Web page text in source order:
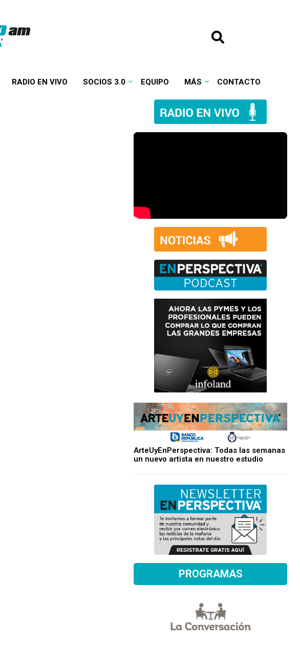
RADIO EN VIVO SOCIOS 3.0 EQUIPO MÁS CONTACTO
ArteUyEnPerspectiva: Todas las semanas
un nuevo artista en nuestro estudio
PROGRAMAS